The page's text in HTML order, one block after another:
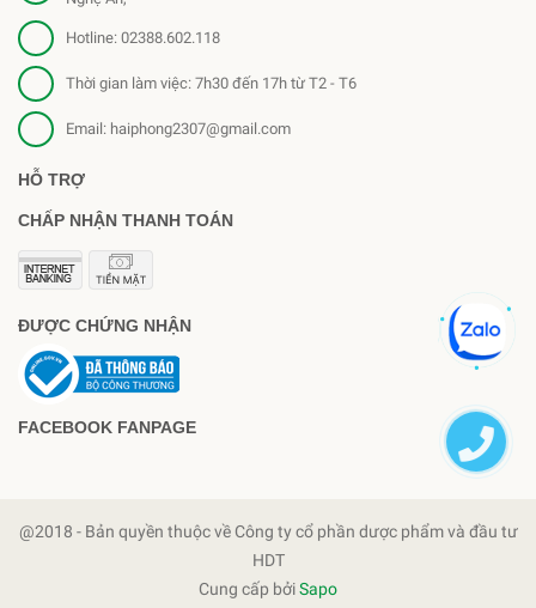
Hotline: 02388.602.118
Thời gian làm việc: 7h30 đến 17h từ T2 - T6
Email: haiphong2307@gmail.com
HỖ TRỢ
CHẤP NHẬN THANH TOÁN
ĐƯỢC CHỨNG NHẬN
FACEBOOK FANPAGE
@2018 - Bản quyền thuộc về Công ty cổ phần dược phẩm và đầu tư
HDT
Cung cấp bởiSapo